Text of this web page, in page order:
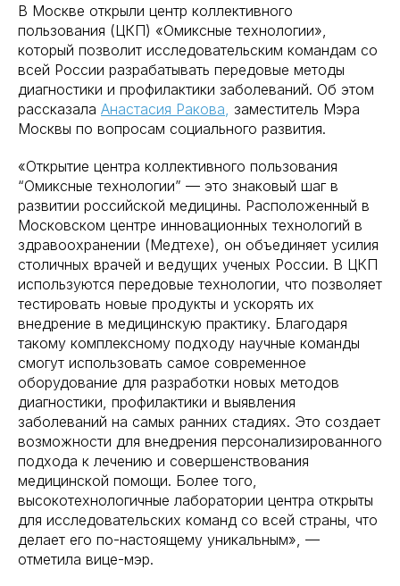
В Москве открыли центр коллективного
пользования (ЦКП) «Омиксные технологии»,
который позволит исследовательским командам со
всей России разрабатывать передовые методы
диагностики и профилактики заболеваний. Об этом
рассказала Анастасия Ракова заместитель Мэра
Москвы по вопросам социального развития.
«Открытие центра коллективного пользования
“Омиксные технологии” — это знаковый шаг в
развитии российской медицины. Расположенный в
Московском центре инновационных технологий в
здравоохранении (Медтехе), он объединяет усилия
столичных врачей и ведущих ученых России. В ЦКП
используются передовые технологии, что позволяет
тестировать новые продукты и ускорять их
внедрение в медицинскую практику. Благодаря
такому комплексному подходу научные команды
смогут использовать самое современное
оборудование для разработки новых методов
диагностики, профилактики и выявления
заболеваний на самых ранних стадиях. Это создает
возможности для внедрения персонализированного
подхода к лечению и совершенствования
медицинской помощи. Более того,
высокотехнологичные лаборатории центра открыты
для исследовательских команд со всей страны, что
делает его по-настоящему уникальным», —
отметила вице-мэр.